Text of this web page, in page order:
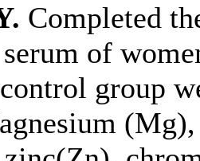
Completed
of
group